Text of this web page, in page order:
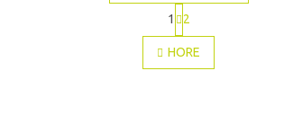
O
v
l
S
t
r
á
n
1 2
HORE